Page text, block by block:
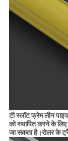
टी स्लॉट फ्रेम लीन
को स्थापित करने के
जा सकता है।रोलर के